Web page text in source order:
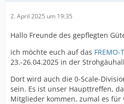
2. April 2025 um 19:35
Hallo Freunde des gepflegten
ich möchte euch auf das
23.-26.04.2025 in der
Dort wird auch die 0-Scale-
sein. Es ist unser Haupttreffen,
Mitglieder kommen, zumal es für